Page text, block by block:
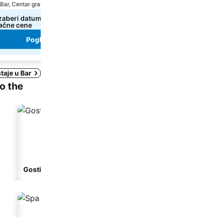
Bar, Centar grada: udaljenost 15.6 km
datume da bi se prikazale
cene
Pogledaj cene
u Bar
the
Gostionica